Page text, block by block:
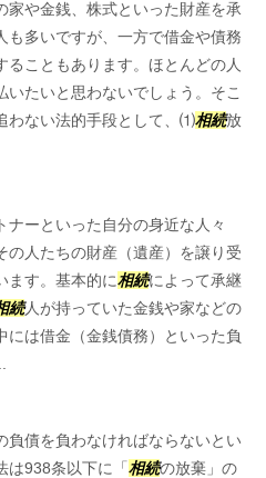
家や金銭、株式といった財産を承
も多いですが、一方で借金や債務
ることもあります。ほとんどの人
たいと思わないでしょう。そこ
わない法的手段として、⑴相続放
ーといった自分の身近な人々
の人たちの財産（遺産）を譲り受
ます。基本的に相続によって承継
続人が持っていた金銭や家などの
は借金（金銭債務）といった負
負債を負わなければならないとい
は938条以下に「 相続の放棄」の